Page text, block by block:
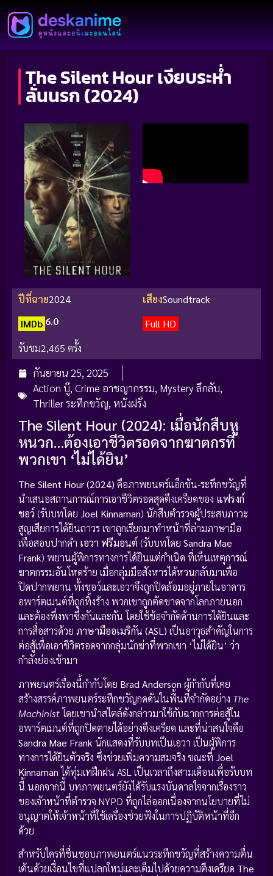
The Silent Hour เงียบระห่ำ
ลั่นนรก (2024)
ปีที่ฉาย2024 เสียงSoundtrack
IMDb 6.0
Full HD
รับชม2,465 ครั้ง
กันยายน 25, 2025
Action บู๊, Crime อาชญากรรม, Mystery ลึกลับ,
Thriller ระทึกขวัญ, หนังฝรั่ง
The Silent Hour (2024): เมื่อนักสืบหู
หนวก…ต้องเอาชีวิตรอดจากฆาตกรที่
พวกเขา ‘ไม่ได้ยิน’
The Silent Hour (2024) คือภาพยนตร์แอ็กชัน-ระทึกขวัญที่
นำเสนอสถานการณ์การเอาชีวิตรอดสุดตึงเครียดของ แฟรงก์
ชอว์ (รับบทโดย Joel Kinnaman) นักสืบตำรวจผู้ประสบภาวะ
สูญเสียการได้ยินถาวร เขาถูกเรียกมาทำหน้าที่ล่ามภาษามือ
เพื่อสอบปากคำ เอวา ฟรีมอนต์ (รับบทโดย Sandra Mae
Frank) พยานผู้พิการทางการได้ยินแต่กำเนิด ที่เห็นเหตุการณ์
ฆาตกรรมอันโหดร้าย เมื่อกลุ่มมือสังหารได้หวนกลับมาเพื่อ
ปิดปากพยาน ทั้งชอว์และเอวาจึงถูกปิดล้อมอยู่ภายในอาคาร
อพาร์ตเมนต์ที่ถูกทิ้งร้าง พวกเขาถูกตัดขาดจากโลกภายนอก
และต้องพึ่งพาซึ่งกันและกัน โดยใช้ข้อจำกัดด้านการได้ยินและ
การสื่อสารด้วย ภาษามืออเมริกัน (ASL) เป็นอาวุธสำคัญในการ
ต่อสู้เพื่อเอาชีวิตรอดจากกลุ่มนักฆ่าที่พวกเขา ‘ไม่ได้ยิน’ ว่า
กำลังย่องเข้ามา
ภาพยนตร์เรื่องนี้กำกับโดย Brad Anderson ผู้กำกับที่เคย
สร้างสรรค์ภาพยนตร์ระทึกขวัญกดดันในพื้นที่จำกัดอย่าง The
Machinistโดยเขานำสไตล์ดังกล่าวมาใช้กับฉากการต่อสู้ใน
อพาร์ตเมนต์ที่ถูกปิดตายได้อย่างตึงเครียด และที่น่าสนใจคือ
Sandra Mae Frank นักแสดงที่รับบทเป็นเอวา เป็นผู้พิการ
ทางการได้ยินตัวจริง ซึ่งช่วยเพิ่มความสมจริง ขณะที่ Joel
Kinnamanได้ทุ่มเทฝึกฝน ASL เป็นเวลาถึงสามเดือนเพื่อรับบท
นี้ นอกจากนี้ บทภาพยนตร์ยังได้รับแรงบันดาลใจจากเรื่องราว
ของเจ้าหน้าที่ตำรวจ NYPD ที่ถูกไล่ออกเนื่องจากนโยบายที่ไม่
อนุญาตให้เจ้าหน้าที่ใช้เครื่องช่วยฟังในการปฏิบัติหน้าที่อีก
ด้วย
สำหรับใครที่ชื่นชอบภาพยนตร์แนวระทึกขวัญที่สร้างความตื่น
เต้นด้วยเงื่อนไขที่แปลกใหม่และเต็มไปด้วยความตึงเครียด The